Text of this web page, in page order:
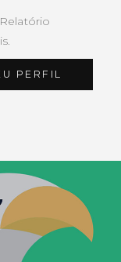
PERFIL